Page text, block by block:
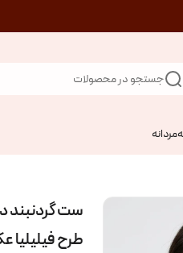
جستجو در محصولات
مردانه
ست گردنبند
طرح